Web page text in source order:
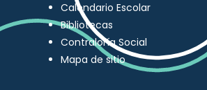
Calendario Escolar
Bibliotecas
Contraloría Social
Mapa de sitio